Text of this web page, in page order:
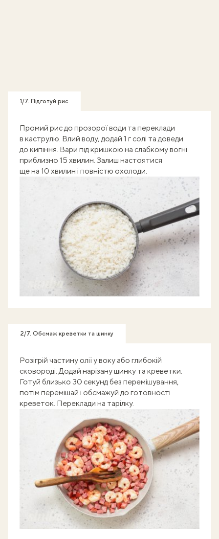
1/7. Підготуй рис
Промий рис до прозорої води та переклади
в каструлю. Влий воду, додай 1 г солі та доведи
до кипіння. Вари під кришкою на слабкому вогні
приблизно 15 хвилин. Залиш настоятися
ще на 10 хвилин і повністю охолоди.
2/7. Обсмаж креветки та шинку
Розігрій частину олії у воку або глибокій
сковороді. Додай нарізану шинку та креветки.
Готуй близько 30 секунд без перемішування,
потім перемішай і обсмажуй до готовності
креветок. Переклади на тарілку.